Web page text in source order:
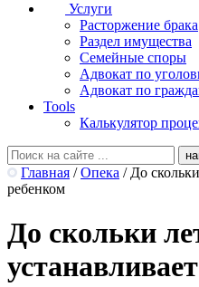
Услуги
Расторжение брака
Раздел имущества
Семейные споры
Адвокат по
Адвокат по
Tools
Калькулятор
Главная / Опека / До
ребенком
До скольки